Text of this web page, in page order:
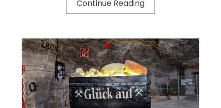
Continue Reading